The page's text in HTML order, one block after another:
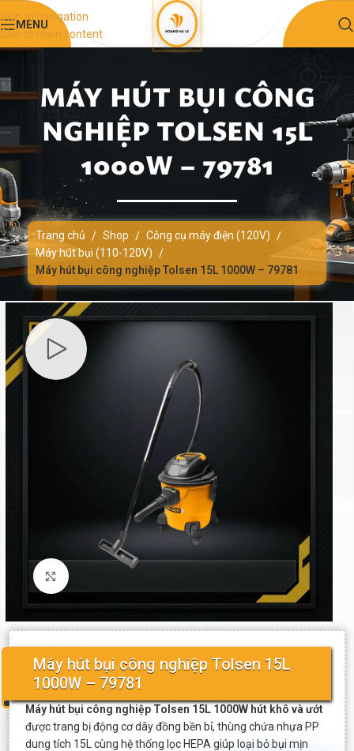
Skip to navigation
Skip to main content
MENU
MÁY HÚT BỤI CÔNG
NGHIỆP TOLSEN 15L
1000W – 79781
Trang chủ / Shop / Công cụ máy điện (120V) /
Máy hút bụi (110-120V) /
Máy hút bụi công nghiệp Tolsen 15L 1000W – 79781
Click to enlarge
Máy hút bụi công nghiệp Tolsen 15L
1000W – 79781
Máy hút bụi công nghiệp Tolsen 15L 1000W hút khô và ướt
được trang bị động cơ dây đồng bền bỉ, thùng chứa nhựa PP
dung tích 15L cùng hệ thống lọc HEPA giúp loại bỏ bụi mịn